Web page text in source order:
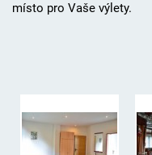
místo pro Vaše výlety.